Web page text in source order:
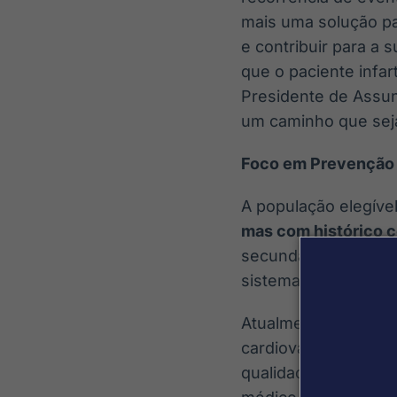
mais uma solução
e contribuir para a
que o paciente
Presidente de
um caminho que
Foco em
A população
mas com histórico
secundária nesse
sistema público de
Atualmente, a
cardiovascular é
qualidade de vida,